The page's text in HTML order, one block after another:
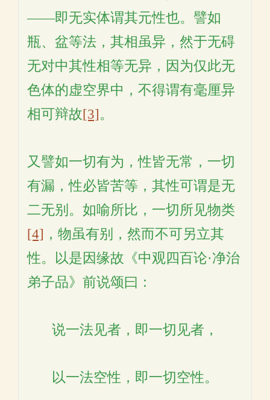
——即无实体谓其元性也。譬如
瓶、盆等法，其相虽异，然于无碍
无对中其性相等无异，因为仅此无
色体的虚空界中，不得谓有毫厘异
相可辩故[3]。
又譬如一切有为，性皆无常，一切
有漏，性必皆苦等，其性可谓是无
二无别。如喻所比，一切所见物类
[4] ，物虽有别，然而不可另立其
性。以是因缘故《中观四百论·净治
弟子品》前说颂曰：
说一法见者，即一切见者，
以一法空性，即一切空性。